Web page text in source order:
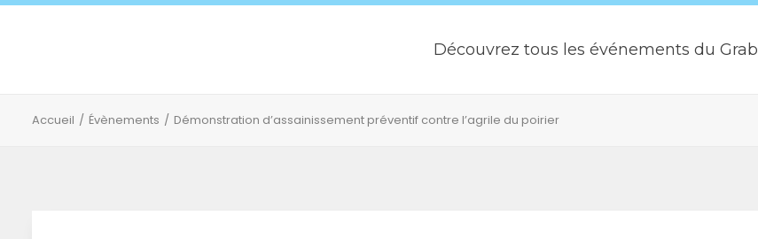
Découvrez tous les événements du Grab
Accueil Évènements Démonstration d’assainissement préventif contre l’agrile du poirier